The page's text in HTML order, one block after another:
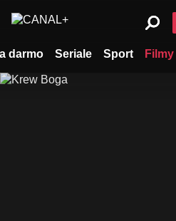
darmo Seriale Sport Filmy